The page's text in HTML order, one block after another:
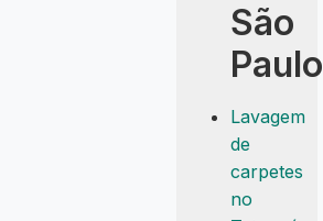
São
Paulo
Lavagem
de
carpetes
no